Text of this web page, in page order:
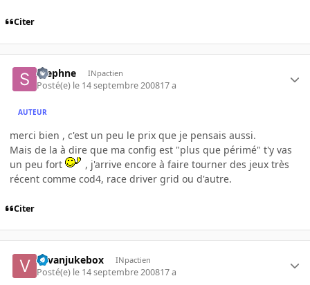
Citer
Stephne INpactien
Posté(e) le 14 septembre 200817 a
AUTEUR
merci bien , c'est un peu le prix que je pensais aussi.
Mais de la à dire que ma config est "plus que périmé" t'y vas
un peu fort
, j'arrive encore à faire tourner des jeux très
récent comme cod4, race driver grid ou d'autre.
Citer
vavanjukebox INpactien
Posté(e) le 14 septembre 200817 a